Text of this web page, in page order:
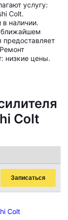
услугу:
Colt.
наличии.
ближайшем
низкие цены.
Colt
Записаться
Colt